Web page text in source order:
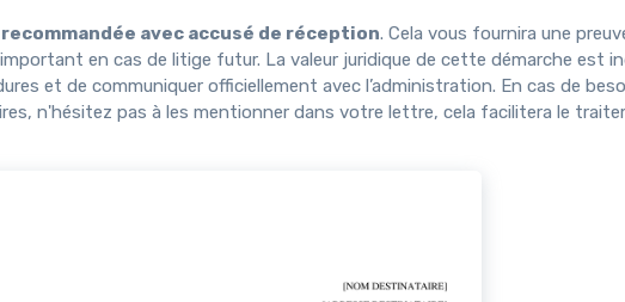
avec accusé de réception. Cela vous fournira une
en cas de litige futur. La valeur juridique de cette démarche est
et de communiquer officiellement avec l’administration. En cas de
n'hésitez pas à les mentionner dans votre lettre, cela facilitera le